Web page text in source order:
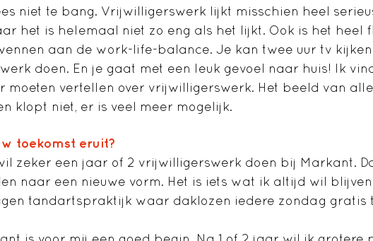
niet te bang. Vrijwilligerswerk lijkt misschien heel
het is helemaal niet zo eng als het lijkt. Ook is het heel
aan de work-life-balance. Je kan twee uur tv
doen. En je gaat met een leuk gevoel naar huis! Ik
moeten vertellen over vrijwilligerswerk. Het beeld van
klopt niet, er is veel meer mogelijk.
toekomst eruit?
zeker een jaar of 2 vrijwilligerswerk doen bij Markant.
naar een nieuwe vorm. Het is iets wat ik altijd wil
tandartspraktijk waar daklozen iedere zondag gratis